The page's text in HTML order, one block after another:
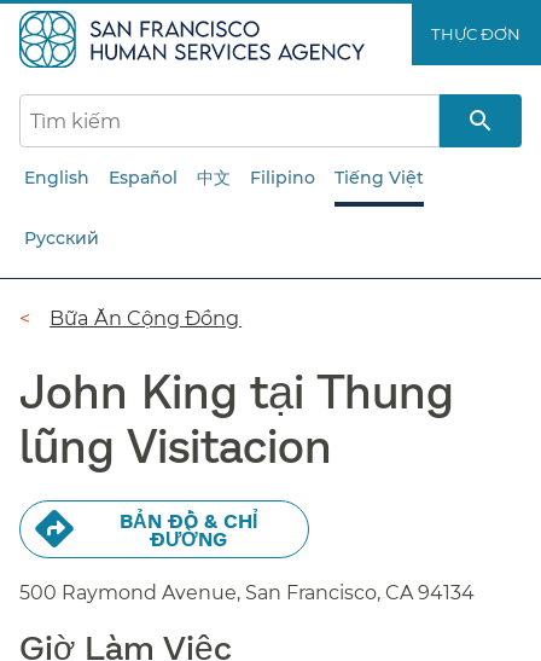
đến
nội
dung
THỰC ĐƠN​​
English Español 中文 Filipino Tiếng Việt
Русский
Đường
Bữa Ăn Cộng Đồng​​
John King tại Thung
lũng Visitacion​​
BẢN ĐỒ & CHỈ
ĐƯỜNG​​
500 Raymond Avenue, San Francisco, CA 94134
Giờ Làm Việc​​